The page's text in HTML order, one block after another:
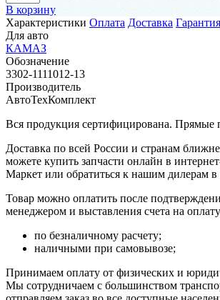
В корзину
Характеристики Оплата Доставка Гарантия
Для авто
КАМАЗ
Обозначение
3302-1111012-13
Производитель
АвтоТехКомплект
Вся продукция сертифицирована. Прямые
Доставка по всей России и странам
можете купить запчасти онлайн в
Маркет или обратиться к нашим дилерам
Товар можно оплатить после
менеджером и выставления счета на
по безналичному расчету;
наличными при самовывозе;
Принимаем оплату от физических и
Мы сотрудничаем с большинством